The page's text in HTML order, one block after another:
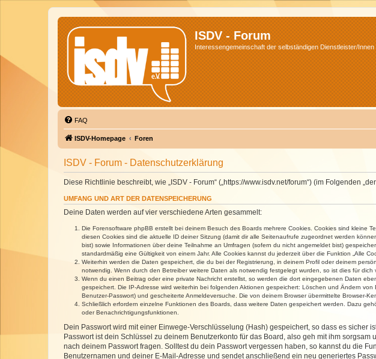
ISDV - Forum
Interessengemeinschaft der selbständigen Dienstleister/
FAQ
ISDV-Homepage Foren
ISDV - Forum - Datenschutzerklärung
Diese Richtlinie beschreibt, wie „ISDV - Forum“ („https://www.isdv.net/forum“) (im Folgenden
UMFANG UND ART DER DATENSPEICHERUNG
Deine Daten werden auf vier verschiedene Arten gesammelt:
Die Forensoftware phpBB erstellt bei deinem Besuch des Boards mehrere Cookies. Cookies sind
diesen Cookies sind die aktuelle ID deiner Sitzung (damit dir alle Seitenaufrufe zugeordnet werden
bist) sowie Informationen über deine Teilnahme an Umfragen (sofern du nicht angemeldet bist)
standardmäßig eine Gültigkeit von einem Jahr. Alle Cookies kannst du jederzeit über die Funktion „Alle
Weiterhin werden die Daten gespeichert, die du bei der Registrierung, in deinem Profil oder deinem
notwendig. Wenn durch den Betreiber weitere Daten als notwendig festgelegt wurden, so ist dies für dich
Wenn du einen Beitrag oder eine private Nachricht erstellst, so werden die dort eingegebenen Daten
gespeichert. Die IP-Adresse wird weiterhin bei folgenden Aktionen gespeichert: Löschen und Ändern
Benutzer-Passwort) und gescheiterte Anmeldeversuche. Die von deinem Browser übermittelte Browser-
Schließlich erfordern einzelne Funktionen des Boards, dass weitere Daten gespeichert werden. Dazu
oder Benachrichtigungsfunktionen.
Dein Passwort wird mit einer Einwege-Verschlüsselung (Hash) gespeichert, so dass es
Passwort ist dein Schlüssel zu deinem Benutzerkonto für das Board, also geh mit ihm
nach deinem Passwort fragen. Solltest du dein Passwort vergessen haben, so kannst du die
Benutzernamen und deiner E-Mail-Adresse und sendet anschließend ein neu generiertes